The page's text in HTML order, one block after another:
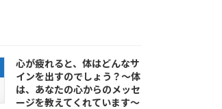
心が疲れると、体はどんなサ
インを出すのでしょう？～体
は、あなたの心からのメッセ
ージを教えてくれています～